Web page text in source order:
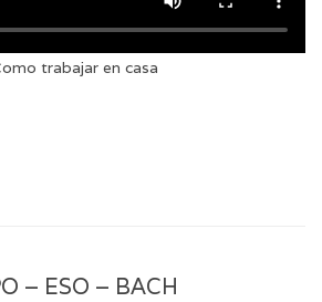
trabajar en casa
– ESO – BACH